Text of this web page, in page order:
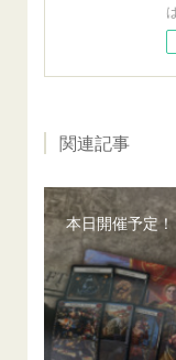
関連記事
本日開催予定！